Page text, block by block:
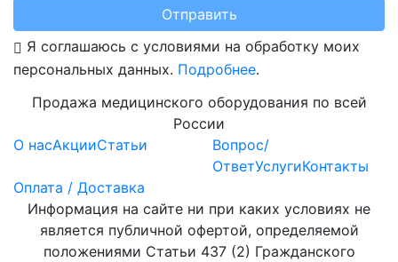
Отправить
Я соглашаюсь с условиями на обработку моих
персональных данных. Подробнее.
Продажа медицинского оборудования по всей
России
О насАкцииСтатьи
Вопрос/
ОтветУслугиКонтакты
Оплата / Доставка
Информация на сайте ни при каких условиях не
является публичной офертой, определяемой
положениями Статьи 437 (2) Гражданского